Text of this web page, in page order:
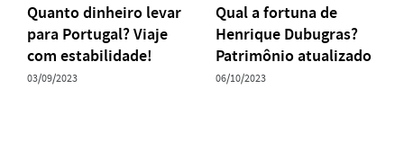
Quanto dinheiro levar
para Portugal? Viaje
com estabilidade!
03/09/2023
Qual a fortuna de
Henrique Dubugras?
Patrimônio atualizado
06/10/2023